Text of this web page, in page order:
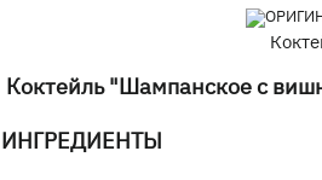
Коктейль "Шампанское с
ИНГРЕДИЕНТЫ